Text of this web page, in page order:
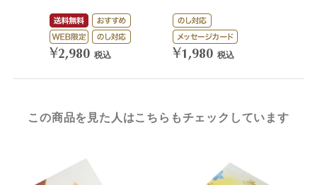
¥2,980 税込 ¥1,980 税込
この商品を見た人はこちらもチェックしています